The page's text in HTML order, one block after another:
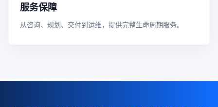
服务保障
从咨询、规划、交付到运维，提供完整生命周期服务。